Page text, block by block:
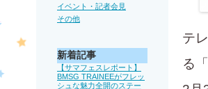
イベント・記者会見
その他
新着記事
【サマフェスレポート】
BMSG TRAINEEがフレッ
シュな魅力全開のステー
テ
る